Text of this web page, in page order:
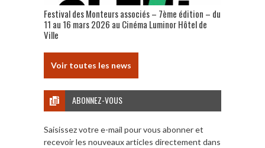
Festival des Monteurs associés – 7ème édition – du
11 au 16 mars 2026 au Cinéma Luminor Hôtel de
Ville
Voir toutes les news
ABONNEZ-VOUS
Saisissez votre e-mail pour vous abonner et
recevoir les nouveaux articles directement dans